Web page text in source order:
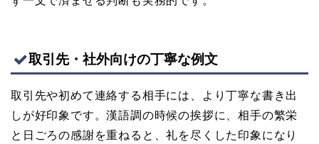
取引先・社外向けの丁寧な例文
取引先や初めて連絡する相手には、より丁寧な書き出
しが好印象です。漢語調の時候の挨拶に、相手の繁栄
と日ごろの感謝を重ねると、礼を尽くした印象になり